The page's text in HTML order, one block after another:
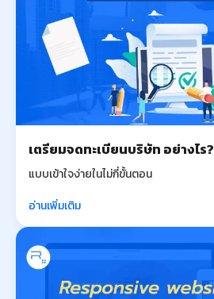
เตรียมจดทะเบียนบริษัท อย่างไร?
แบบเข้าใจง่ายในไม่กี่ขั้นตอน
อ่านเพิ่มเติม